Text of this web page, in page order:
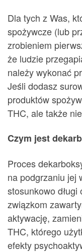
Dla tych z Was,
spożywcze (lub
zrobieniem
że ludzie
należy wykonać
Jeśli dodasz
produktów
THC, ale także
Czym jest
Proces
na podgrzaniu jej
stosunkowo
związkom
aktywację,
THC, którego
efekty